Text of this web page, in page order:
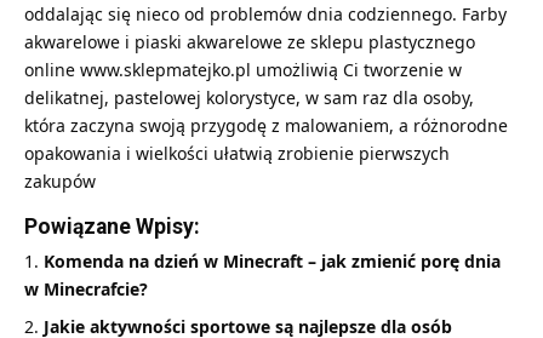
oddalając się nieco od problemów dnia codziennego. Farby
akwarelowe i piaski akwarelowe ze sklepu plastycznego
online www.sklepmatejko.pl umożliwią Ci tworzenie w
delikatnej, pastelowej kolorystyce, w sam raz dla osoby,
która zaczyna swoją przygodę z malowaniem, a różnorodne
opakowania i wielkości ułatwią zrobienie pierwszych
zakupów
Powiązane Wpisy:
Komenda na dzień w Minecraft – jak zmienić porę dnia
w Minecrafcie?
Jakie aktywności sportowe są najlepsze dla osób